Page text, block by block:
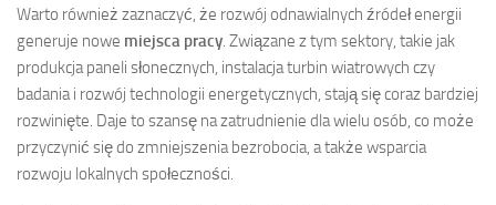
Warto również zaznaczyć, że rozwój odnawialnych źródeł energii
generuje nowe miejsca pracy . Związane z tym sektory, takie jak
produkcja paneli słonecznych, instalacja turbin wiatrowych czy
badania i rozwój technologii energetycznych, stają się coraz bardziej
rozwinięte. Daje to szansę na zatrudnienie dla wielu osób, co może
przyczynić się do zmniejszenia bezrobocia, a także wsparcia
rozwoju lokalnych społeczności.